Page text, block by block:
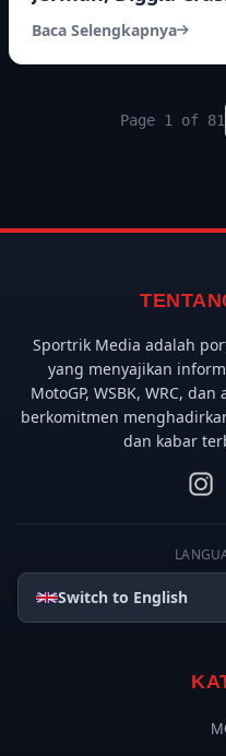
Baca Selengkapnya
Page 1 of 81
Sportrik Media adalah
yang menyajikan
MotoGP, WSBK, WRC,
berkomitmen
dan kabar
Switch to English